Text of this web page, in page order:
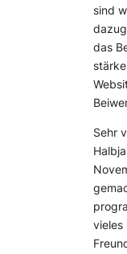
sind
das
Sehr
vieles